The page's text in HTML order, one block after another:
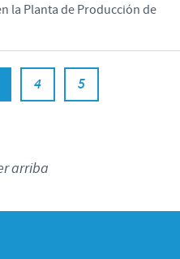
la Planta de Producción de
4 5
arriba